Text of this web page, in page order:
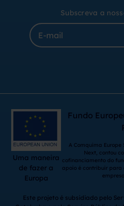
Subscreva a
Uma maneira
de fazer a
Europa
Fundo
A Comquima
Next, contou
cofinanciamento do
apoio é contribuir para
Este projeto é subsidiado pelo